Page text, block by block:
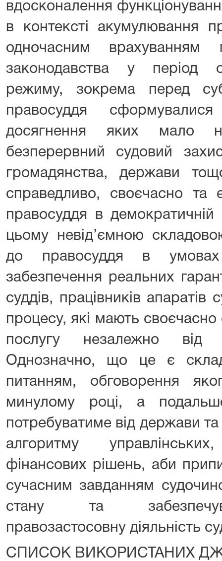
вдосконалення
в контексті акумулювання
одночасним врахуванням
законодавства у період
режиму, зокрема перед
правосуддя
досягнення яких мало
безперервний судовий
громадянства, держави
справедливо, своєчасно та
правосуддя в
цьому невід’ємною
до правосуддя в
забезпечення реальних
суддів, працівників апаратів
процесу, які мають своєчасно
послугу незалежно від
Однозначно, що це є
питанням, обговорення
минулому році, а
потребуватиме від держави та
алгоритму
фінансових рішень, аби
сучасним завданням
стану та
правозастосовну діяльність
СПИСОК ВИКОРИСТАНИХ